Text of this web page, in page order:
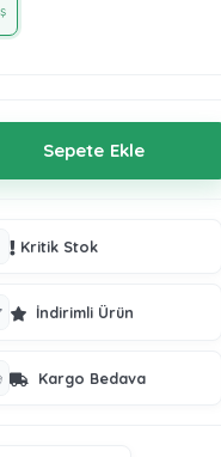
Kritik Stok
İndirimli Ürün
Kargo Bedava